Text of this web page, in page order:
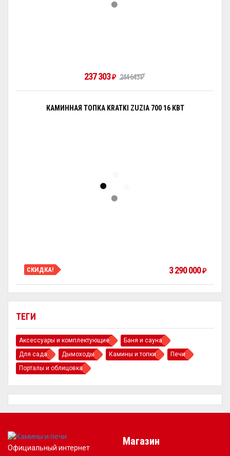
ТЕГИ
Аксессуары и комплектующие
Баня и сауна
Для сада
Дымоходы Камины и топки
Печи
Порталы и облицовка
237 303₽ 244 643₽
КАМИННАЯ ТОПКА KRATKI ZUZIA 700 16 КВТ
СКИДКА! 3 290 000₽
Официальный интернет
Магазин